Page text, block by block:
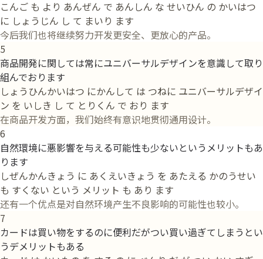
こんご も より あんぜん で あんしん な せいひん の かいはつ
に しょうじん し て まいり ます
今后我们也将继续努力开发更安全、更放心的产品。
5
商品開発に関しては常にユニバーサルデザインを意識して取り
組んでおります
しょうひんかいはつ にかんして は つねに ユニバーサルデザイ
ン を いしき し て とりくん で おり ます
在商品开发方面，我们始终有意识地贯彻通用设计。
6
自然環境に悪影響を与える可能性も少ないというメリットもあ
ります
しぜんかんきょう に あくえいきょう を あたえる かのうせい
も すくない という メリット も あり ます
还有一个优点是对自然环境产生不良影响的可能性也较小。
7
カードは買い物をするのに便利だがつい買い過ぎてしまうとい
うデメリットもある